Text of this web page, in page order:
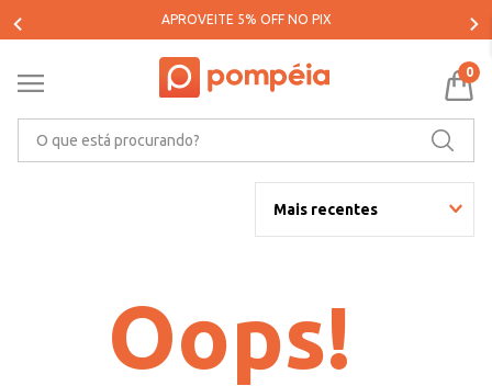
PARCELE SUAS COMPRAS EM ATÉ 5X SEM JUROS*
0
Mais recentes
Oops!